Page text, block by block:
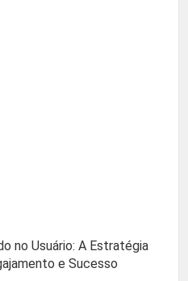
no Usuário: A Estratégia
e Sucesso